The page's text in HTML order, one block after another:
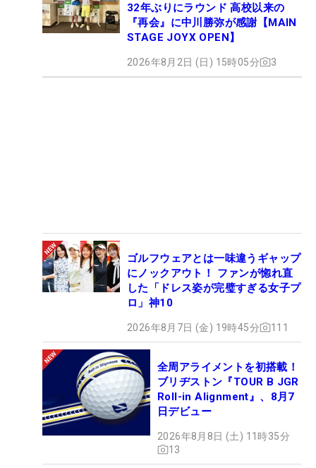
32年ぶりにラウンド 高校以来の
『再会』に中川勝弥が感謝【MAIN
STAGE JOYX OPEN】
2026年8月2日 (日) 15時05分 3
ゴルフウェアとは一味違うギャップ
にノックアウト！ ファンが惚れ直
した「ドレス姿が完璧すぎる女子プ
ロ」神10
2026年8月7日 (金) 19時45分 111
全周アライメントを初搭載！
ブリヂストン『TOUR B JGR
Roll-in Alignment』、8月7
日デビュー
2026年8月8日 (土) 11時35分
13